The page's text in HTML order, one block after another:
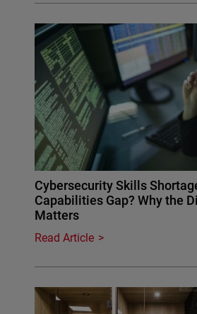
Cybersecurity Skills
Capabilities Gap? Why the
Matters
Read Article